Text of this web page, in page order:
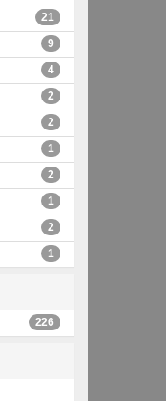
21
9
4
2
2
1
2
1
2
1
226